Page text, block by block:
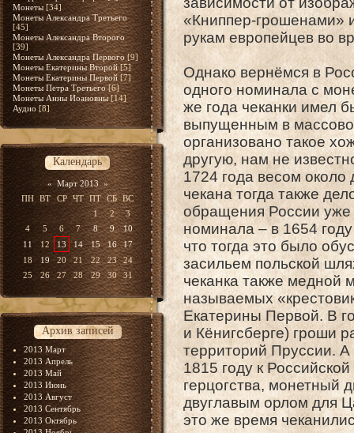
Монеты [34]
Монеты Александра Третьего
[45]
Монеты Александра Второго
[39]
Монеты Александра Первого [9]
Монеты Екатерины Второй [5]
Монеты Екатерины Первой [7]
Монеты Петра Третьего [6]
Монеты Анны Иоановны [14]
Аудио [8]
Календарь
« Март 2013 »
ПН ВТ СР ЧТ ПТ СБ ВС
1
2
3
4
5 6 7 8 9
10
11
12 13 14 15 16
17
18
19 20 21 22 23
24
25
26 27 28 29 30 31
Архив записей
2013 Март
2013 Апрель
2013 Май
2013 Июнь
2013 Август
2013 Сентябрь
2013 Октябрь
«Книппер-грошенами»
рукам европейцев во
Однако вернёмся в
одного номинала с
же года чеканки имел
выпущенным в
организовано такое
другую, нам не
1724 года весом около
чекана тогда также
обращения России уже
номинала – в 1654
что тогда это было
засильем польской
чеканка также медной
называемых
Екатерины Первой. В
и Кёнигсберге) гроши
территорий Пруссии.
1815 году к
герцогства, монетный
двуглавым орлом для
это же время